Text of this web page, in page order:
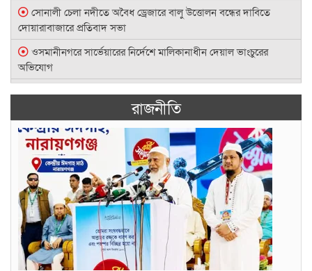
সোনালী চেলা নদীতে অবৈধ ড্রেজারে বালু উত্তোলন বন্ধের দাবিতে
দোয়ারাবাজারে প্রতিবাদ সভা
ওসমানীনগরে সার্ভেয়ারের নির্দেশে মালিকানাধীন দেয়াল ভাংচুরের
অভিযোগ
জামালগঞ্জের লালপুর,সুরমা ও পাটলাই নদী পথে বিআইডব্লিউটির নামে
অতিরিক্ত চাদাঁবাজি বন্ধে মানববন্ধন-অনির্দিষ্টকালের নৌ ধর্মঘট
সুনামগঞ্জে কীর্তন থেকে বাড়ি ফেরার পথে নৌকা ডুবে ৪ জন নিখোঁজ
হয়েছেন।
ওসমানীনগরে সরকারি রাস্তা প্রতিবন্ধকতার পায়তারার অভিযোগ
সুনামগঞ্জ জেলা আওয়ামী লীগের সাবেক সহ-সভাপতি ও সাবেক
উপজেলা চেয়ারম্যান এডভোকেট অবনী মোহন দাসের প্রথম মৃত্যুবার্ষিকী
শাল্লা কল্যাণ সমিতির সভাপতি এড. মামুন, সাধারণ সম্পাদক অশেষ
রাজনীতি